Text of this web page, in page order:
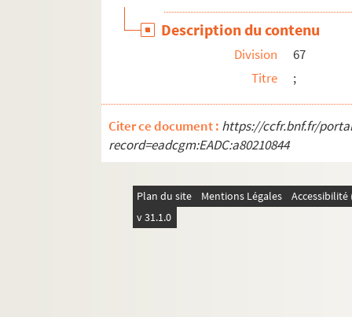
Ms Chiflet 98. Lettres écrites à divers
Ms Chiflet 99. Correspondances diverses, etc.
Ms Chiflet 100. Correspondance de
Ms Chiflet 101. Lettres écrites à Jean-
Ms Chiflet 102. Lettres de Jean Boyvin,
Ms Chiflet 103. Lettres de Jean Boyvin à
Ms Chiflet 104. Lettres de Jean Boyvin à
Ms Chiflet 105. Lettres de Jean Boyvin à
Ms Chiflet 106. Lettres d'Anne-Nicole
Description du contenu
Division
67
Titre
;
Citer ce document : https://ccfr.bnf.fr/
record=eadcgm:EADC:a80210844
Plan du site Mentions Légales
v 31.1.0